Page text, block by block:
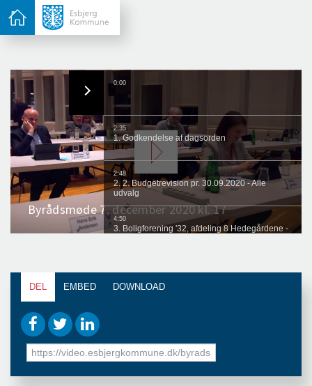
DEL EMBED DOWNLOAD
URL
to